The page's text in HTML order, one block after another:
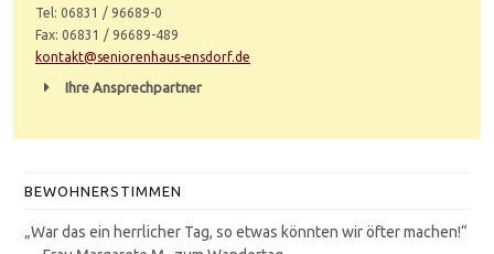
Tel: 06831 / 96689-0
Fax: 06831 / 96689-489
kontakt@seniorenhaus-ensdorf.de
Ihre Ansprechpartner
BEWOHNERSTIMMEN
„War das ein herrlicher Tag, so etwas könnten wir öfter machen!“